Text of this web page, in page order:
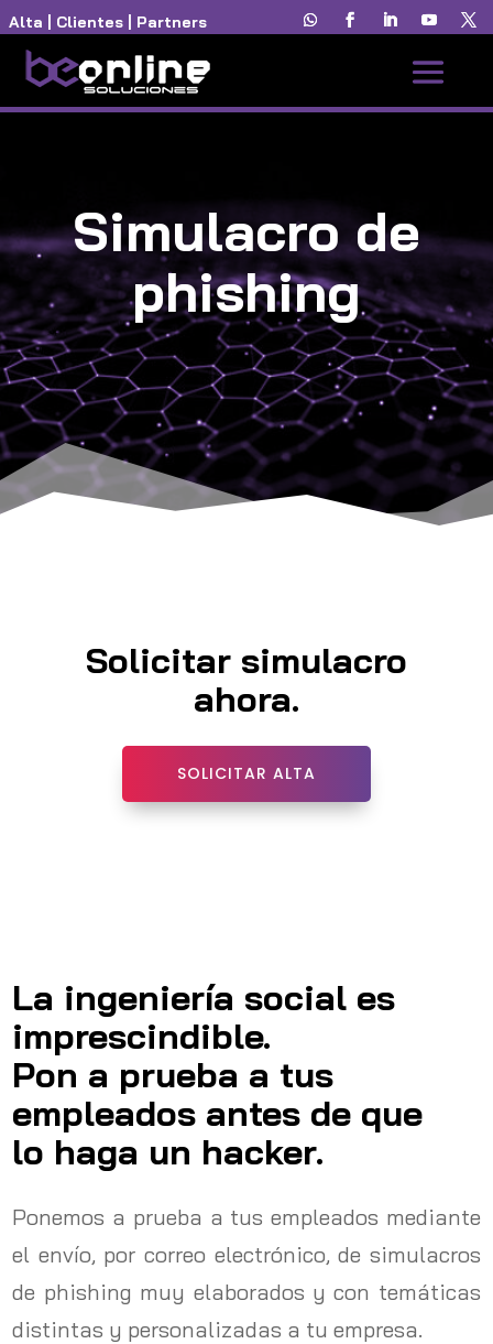
Alta Clientes Partners
Simulacro de
phishing
Solicitar simulacro
ahora.
SOLICITAR ALTA
La ingeniería social es
imprescindible.
Pon a prueba a tus
empleados antes de que
lo haga un hacker.
Ponemos a prueba a tus empleados mediante
el envío, por correo electrónico, de simulacros
de phishing muy elaborados y con temáticas
distintas y personalizadas a tu empresa.